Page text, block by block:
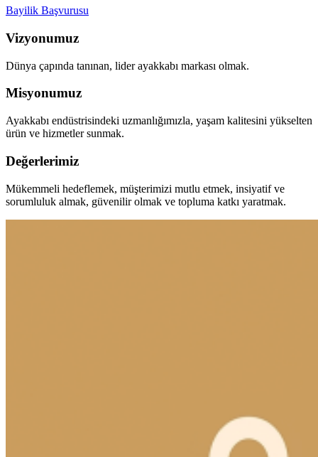
Bayilik Başvurusu
Vizyonumuz
Dünya çapında tanınan, lider ayakkabı markası olmak.
Misyonumuz
Ayakkabı endüstrisindeki uzmanlığımızla, yaşam kalitesini yükselten
ürün ve hizmetler sunmak.
Değerlerimiz
Mükemmeli hedeflemek, müşterimizi mutlu etmek, insiyatif ve
sorumluluk almak, güvenilir olmak ve topluma katkı yaratmak.